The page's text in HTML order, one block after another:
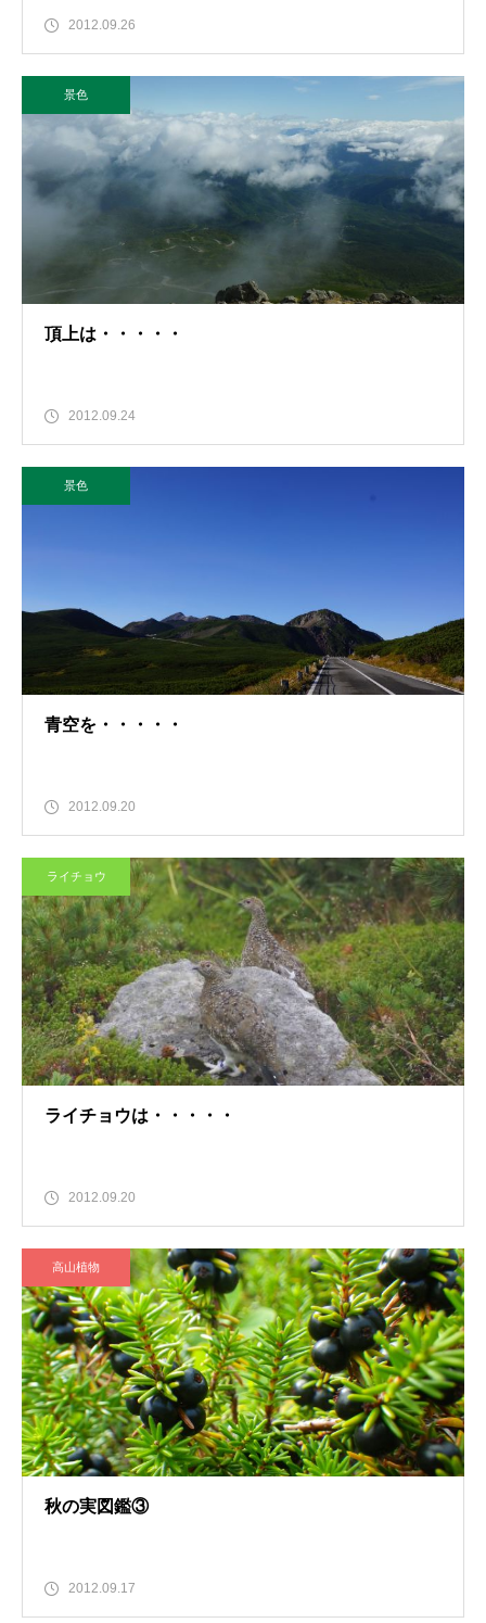
2012.09.26
景色
頂上は・・・・・
2012.09.24
景色
青空を・・・・・
2012.09.20
ライチョウ
ライチョウは・・・・・
2012.09.20
高山植物
秋の実図鑑③
2012.09.17